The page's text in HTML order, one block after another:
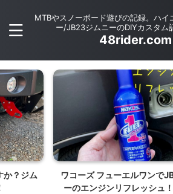
MTBやスノーボード遊びの記録。ハイ
ー/JB23ジムニーのDIYカスタム
48rider.com
か？ジム
ワコーズ フューエルワンで
ーのエンジンリフレッシュ